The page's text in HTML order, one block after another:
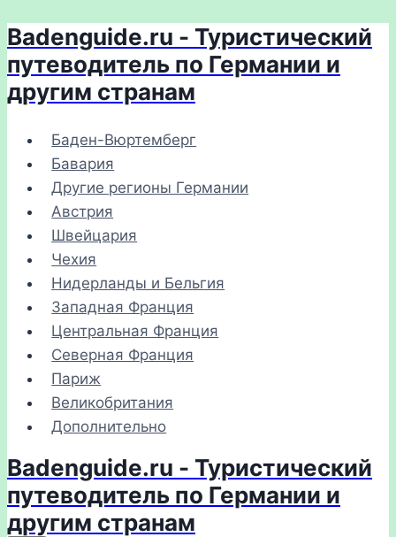
Перейти
к
содержимому
Badenguide.ru - Туристический
путеводитель по Германии и
другим странам
Баден-Вюртемберг
Бавария
Другие регионы Германии
Австрия
Швейцария
Чехия
Нидерланды и Бельгия
Западная Франция
Центральная Франция
Северная Франция
Париж
Великобритания
Дополнительно
Badenguide.ru - Туристический
путеводитель по Германии и
другим странам